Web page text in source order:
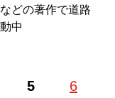
などの著作で道路
中
5 6